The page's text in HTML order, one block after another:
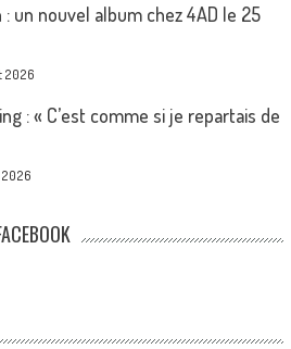
un nouvel album chez 4AD le 25
2026
: « C’est comme si je repartais de